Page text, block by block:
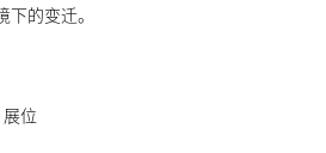
的变迁。
位